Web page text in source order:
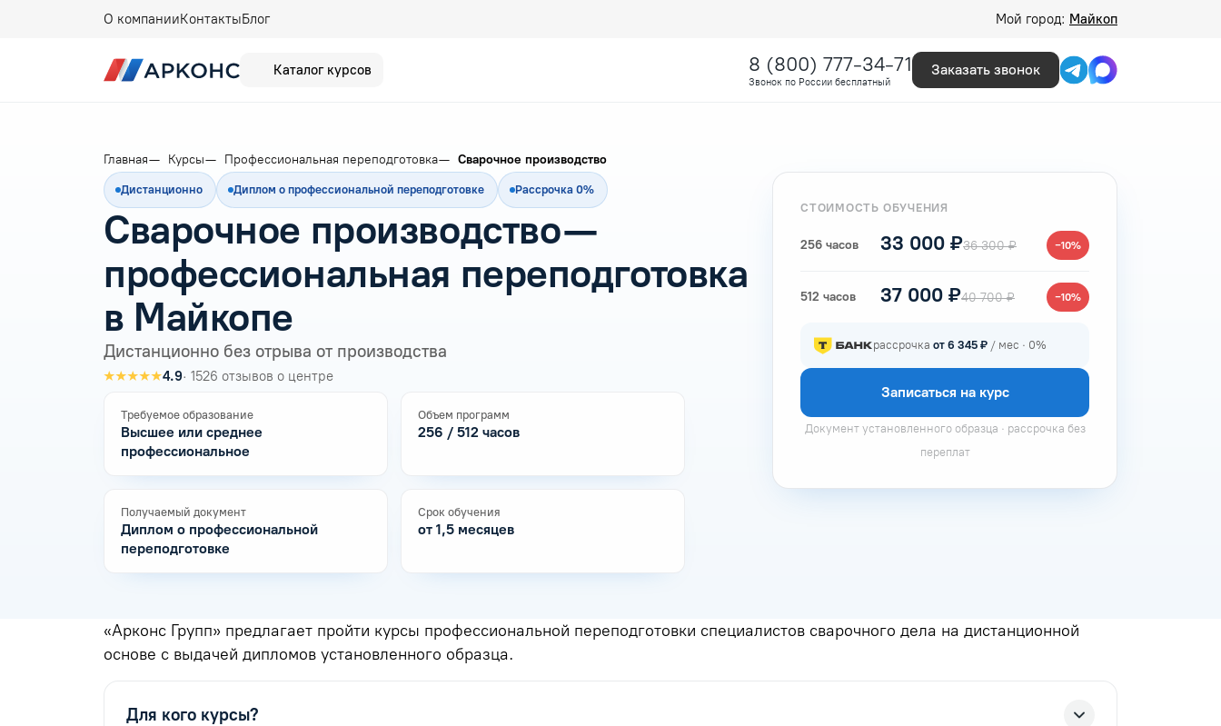
О компанииКонтактыБлог Мой город: Майкоп
Каталог курсов 8 (800) 777-34-71
Звонок по России бесплатный
Заказать звонок
Главная Курсы Профессиональная переподготовка Сварочное производство
Дистанционно Диплом о профессиональной переподготовке Рассрочка 0%
Сварочное производство —
профессиональная переподготовка
в Майкопе
Дистанционно без отрыва от производства
★★★★★4.9· 1526 отзывов о центре
Требуемое образование
Высшее или среднее
профессиональное
Объем программ
256 / 512 часов
Получаемый документ
Диплом о профессиональной
переподготовке
Срок обучения
от 1,5 месяцев
СТОИМОСТЬ ОБУЧЕНИЯ
256 часов 33 000 ₽36 300 ₽ −10%
512 часов 37 000 ₽40 700 ₽ −10%
рассрочка от 6 345 ₽ / мес · 0%
Записаться на курс
Документ установленного образца · рассрочка без
переплат
«Арконс Групп» предлагает пройти курсы профессиональной переподготовки специалистов сварочного дела на дистанционной
основе с выдачей дипломов установленного образца.
Для кого курсы?